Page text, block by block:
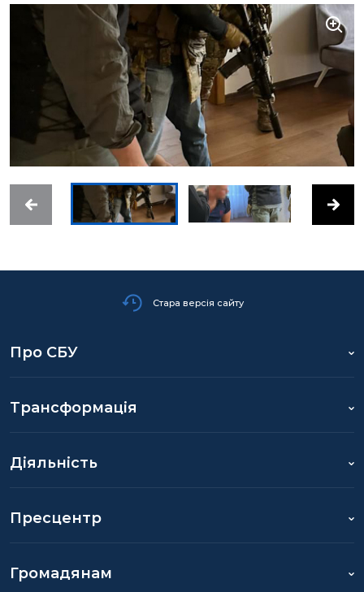
Стара версія сайту
Про СБУ
Трансформація
Діяльність
Пресцентр
Громадянам